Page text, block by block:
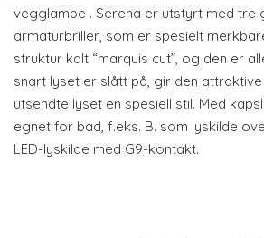
vegglampe . Serena er utstyrt med tre
armaturbriller, som er spesielt
struktur kalt “marquis cut”, og den er
snart lyset er slått på, gir den
utsendte lyset en spesiell stil. Med
egnet for bad, f.eks. B. som lyskilde
LED-lyskilde med G9-kontakt.